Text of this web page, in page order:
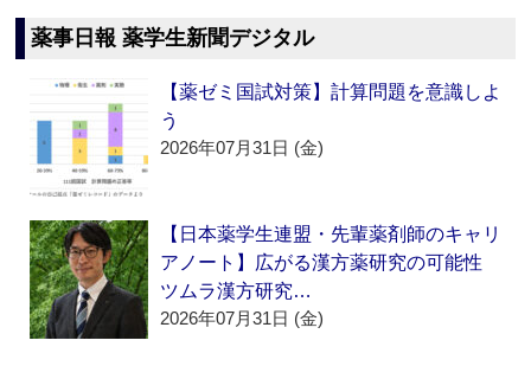
薬事日報 薬学生新聞デジタル
【薬ゼミ国試対策】計算問題を意識しよ
う
2026年07月31日 (金)
【日本薬学生連盟・先輩薬剤師のキャリ
アノート】広がる漢方薬研究の可能性
ツムラ漢方研究…
2026年07月31日 (金)